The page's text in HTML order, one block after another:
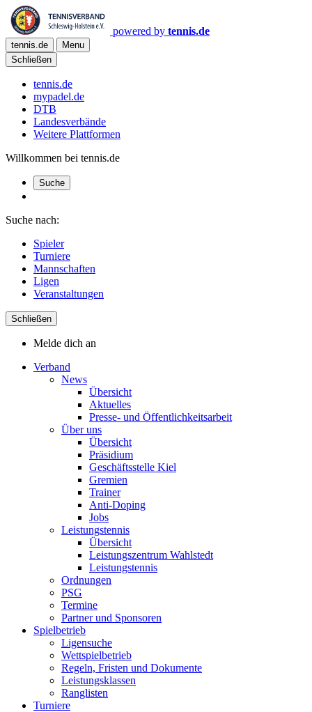
powered by tennis.de
tennis.de
Menu
Schließen
tennis.de
mypadel.de
DTB
Landesverbände
Weitere Plattformen
Willkommen bei tennis.de
Suche
Suche nach:
Spieler
Turniere
Mannschaften
Ligen
Veranstaltungen
Schließen
Melde dich an
Verband
News
Übersicht
Aktuelles
Presse- und Öffentlichkeitsarbeit
Über uns
Übersicht
Präsidium
Geschäftsstelle Kiel
Gremien
Trainer
Anti-Doping
Jobs
Leistungstennis
Übersicht
Leistungszentrum Wahlstedt
Leistungstennis
Ordnungen
PSG
Termine
Partner und Sponsoren
Spielbetrieb
Ligensuche
Wettspielbetrieb
Regeln, Fristen und Dokumente
Leistungsklassen
Ranglisten
Turniere